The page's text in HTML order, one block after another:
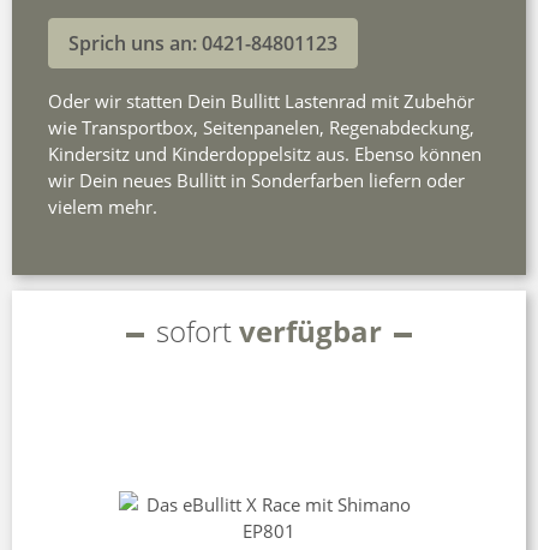
Sprich uns an: 0421-84801123
Oder wir statten Dein Bullitt Lastenrad mit Zubehör
wie Transportbox, Seitenpanelen, Regenabdeckung,
Kindersitz und Kinderdoppelsitz aus. Ebenso können
wir Dein neues Bullitt in Sonderfarben liefern oder
vielem mehr.
sofortverfügbar